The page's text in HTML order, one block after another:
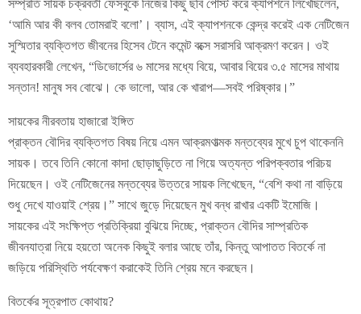
সম্প্রতি সায়ক চক্রবর্তী ফেসবুকে নিজের কিছু ছবি পোস্ট করে ক্যাপশনে লিখেছিলেন,
‘আমি আর কী বলব তোমরাই বলো’। ব্যাস, এই ক্যাপশনকে কেন্দ্র করেই এক নেটিজেন
সুস্মিতার ব্যক্তিগত জীবনের হিসেব টেনে কমেন্ট বক্সে সরাসরি আক্রমণ করেন। ওই
ব্যবহারকারী লেখেন, “ডিভোর্সের ৬ মাসের মধ্যে বিয়ে, আবার বিয়ের ৩.৫ মাসের মাথায়
সন্তান! মানুষ সব বোঝে। কে ভালো, আর কে খারাপ—সবই পরিষ্কার।”
সায়কের নীরবতায় হাজারো ইঙ্গিত
প্রাক্তন বৌদির ব্যক্তিগত বিষয় নিয়ে এমন আক্রমণাত্মক মন্তব্যের মুখে চুপ থাকেননি
সায়ক। তবে তিনি কোনো কাদা ছোড়াছুড়িতে না গিয়ে অত্যন্ত পরিপক্বতার পরিচয়
দিয়েছেন। ওই নেটিজেনের মন্তব্যের উত্তরে সায়ক লিখেছেন, “বেশি কথা না বাড়িয়ে
শুধু দেখে যাওয়াই শ্রেয়।” সাথে জুড়ে দিয়েছেন মুখ বন্ধ রাখার একটি ইমোজি।
সায়কের এই সংক্ষিপ্ত প্রতিক্রিয়া বুঝিয়ে দিচ্ছে, প্রাক্তন বৌদির সাম্প্রতিক
জীবনযাত্রা নিয়ে হয়তো অনেক কিছুই বলার আছে তাঁর, কিন্তু আপাতত বিতর্কে না
জড়িয়ে পরিস্থিতি পর্যবেক্ষণ করাকেই তিনি শ্রেয় মনে করছেন।
বিতর্কের সূত্রপাত কোথায়?